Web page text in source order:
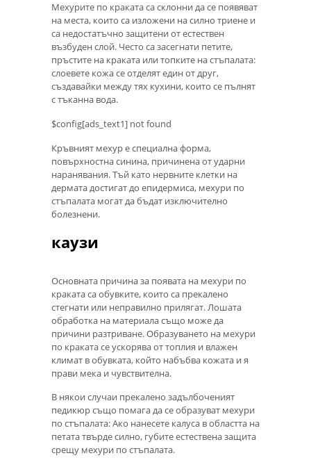
Мехурите по краката са склонни да се появяват
на места, които са изложени на силно триене и
са недостатъчно защитени от естествен
възбуден слой. Често са засегнати петите,
пръстите на краката или топките на стъпалата:
слоевете кожа се отделят един от друг,
създавайки между тях кухини, които се пълнят
с тъканна вода.
$config[ads_text1] not found
Кръвният мехур е специална форма,
повърхностна синина, причинена от ударни
наранявания. Тъй като нервните клетки на
дермата достигат до епидермиса, мехури по
стъпалата могат да бъдат изключително
болезнени.
каузи
Основната причина за появата на мехури по
краката са обувките, които са прекалено
стегнати или неправилно прилягат. Лошата
обработка на материала също може да
причини разтриване. Образуването на мехури
по краката се ускорява от топлия и влажен
климат в обувката, който набъбва кожата и я
прави мека и чувствителна.
В някои случаи прекалено задълбоченият
педикюр също помага да се образуват мехури
по стъпалата: Ако нанесете калуса в областта на
петата твърде силно, губите естествена защита
срещу мехури по стъпалата.